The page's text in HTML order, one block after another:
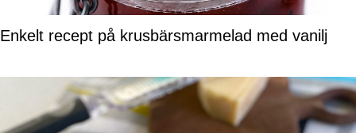
Enkelt recept på krusbärsmarmelad med vanilj